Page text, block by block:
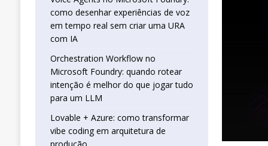
como desenhar experiências de voz
em tempo real sem criar uma URA
com IA
Orchestration Workflow no
Microsoft Foundry: quando rotear
intenção é melhor do que jogar tudo
para um LLM
Lovable + Azure: como transformar
vibe coding em arquitetura de